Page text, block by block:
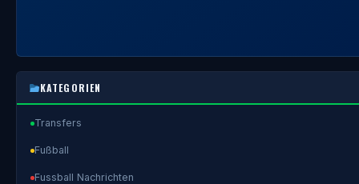
KATEGORIEN
Transfers
Fußball
Fussball Nachrichten